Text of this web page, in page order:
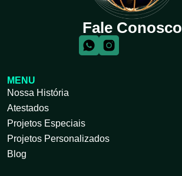
Fale Conosco
MENU
Nossa História
Atestados
Projetos Especiais
Projetos Personalizados
Blog